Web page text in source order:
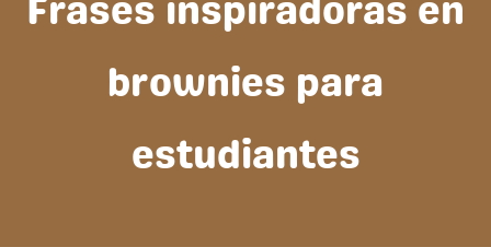
Frases inspiradoras en
brownies para
estudiantes